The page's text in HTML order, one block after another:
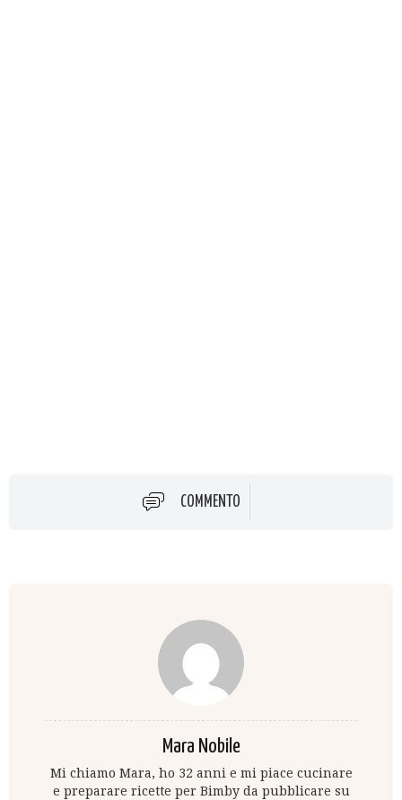
COMMENTO
Mara Nobile
Mi chiamo Mara, ho 32 anni e mi piace cucinare
e preparare ricette per Bimby da pubblicare su